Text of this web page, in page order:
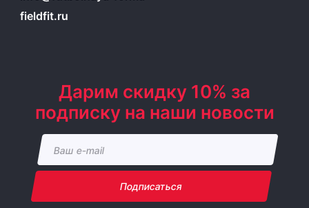
fieldfit.ru
Дарим скидку 10% за
подписку на наши новости
Подписаться